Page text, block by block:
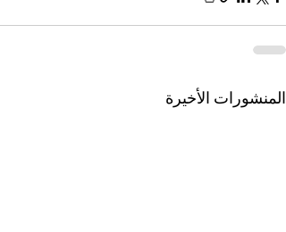
المنشورات الأخيرة